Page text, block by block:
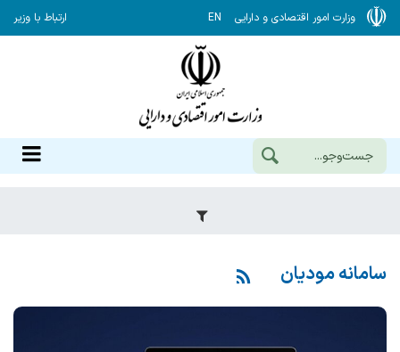
وزارت امور اقتصادی و دارایی EN ارتباط با وزیر
سامانه مودیان